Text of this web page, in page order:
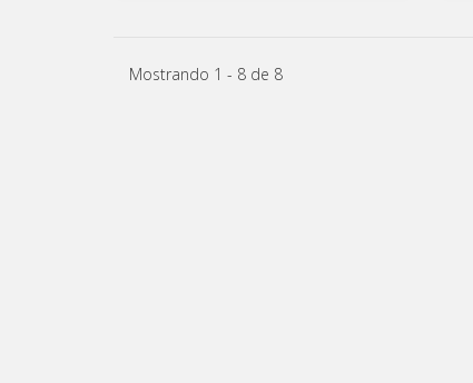
Mostrando 1 - 8 de 8